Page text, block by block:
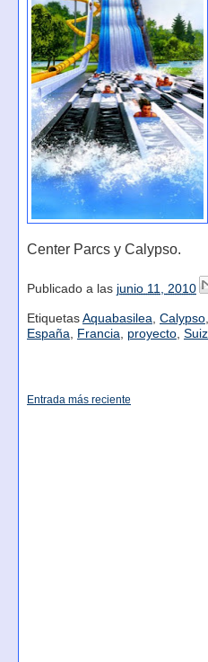
Center Parcs y Calypso.
Publicado a las junio 11, 2010
Etiquetas Aquabasilea, Calypso,
España, Francia, proyecto,
Entrada más reciente